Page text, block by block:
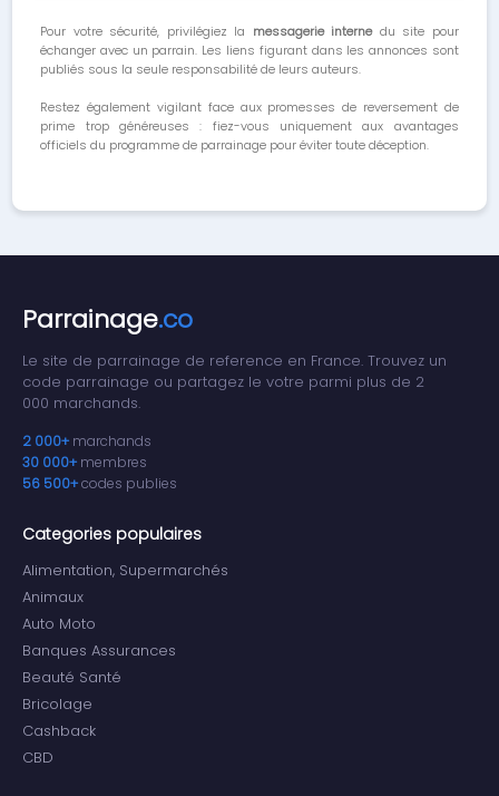
Pour votre sécurité, privilégiez la messagerie internedu site pour
échanger avec un parrain. Les liens figurant dans les annonces sont
publiés sous la seule responsabilité de leurs auteurs.
Restez également vigilant face aux promesses de reversement de
prime trop généreuses : fiez-vous uniquement aux avantages
officiels du programme de parrainage pour éviter toute déception.
Parrainage.co
Le site de parrainage de reference en France. Trouvez un
code parrainage ou partagez le votre parmi plus de 2
000 marchands.
2 000+ marchands
30 000+ membres
56 500+codes publies
Categories populaires
Alimentation, Supermarchés
Animaux
Auto Moto
Banques Assurances
Beauté Santé
Bricolage
Cashback
CBD